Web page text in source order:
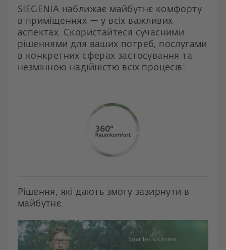
SIEGENIA наближає майбутнє комфорту
в приміщеннях — у всіх важливих
аспектах. Скористайтеся сучасними
рішеннями для ваших потреб, послугами
в конкретних сферах застосування та
незмінною надійністю всіх процесів:
Рішення, які дають змогу зазирнути в
майбутнє.